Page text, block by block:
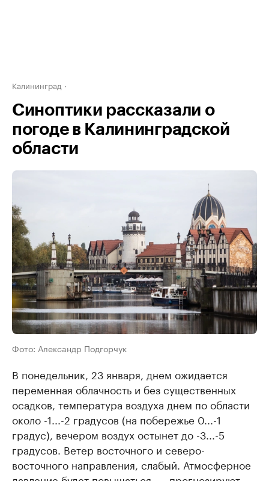
Калининград
Синоптики рассказали о
погоде в Калининградской
области
Фото: Александр Подгорчук
В понедельник, 23 января, днем ожидается
переменная облачность и без существенных
осадков, температура воздуха днем по области
около -1...-2 градусов (на побережье 0...-1
градус), вечером воздух остынет до -3...-5
градусов. Ветер восточного и северо-
восточного направления, слабый. Атмосферное